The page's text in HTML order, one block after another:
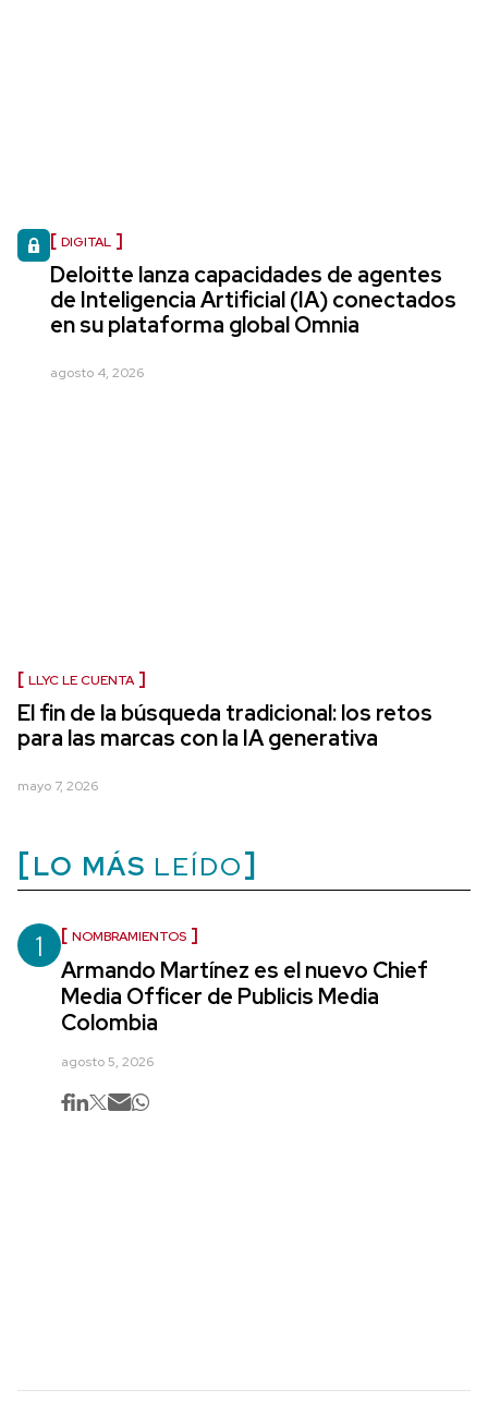
DIGITAL
Deloitte lanza capacidades de agentes
de Inteligencia Artificial (IA) conectados
en su plataforma global Omnia
agosto 4, 2026
LLYC LE CUENTA
El fin de la búsqueda tradicional: los retos
para las marcas con la IA generativa
mayo 7, 2026
LO MÁS LEÍDO
1 NOMBRAMIENTOS
Armando Martínez es el nuevo Chief
Media Officer de Publicis Media
Colombia
agosto 5, 2026